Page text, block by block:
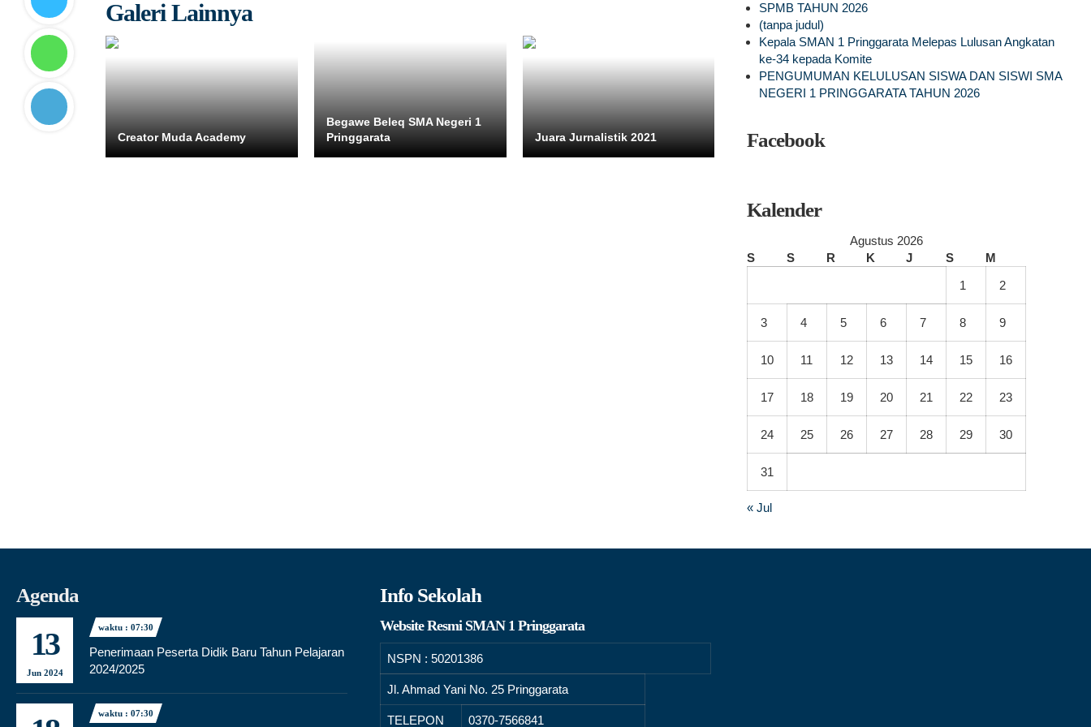
Galeri Lainnya
Creator Muda Academy
Begawe Beleq SMA Negeri 1
Pringgarata
Juara Jurnalistik 2021
SPMB TAHUN 2026
(tanpa judul)
Kepala SMAN 1 Pringgarata Melepas Lulusan Angkatan
ke-34 kepada Komite
PENGUMUMAN KELULUSAN SISWA DAN SISWI SMA
NEGERI 1 PRINGGARATA TAHUN 2026
Facebook
Kalender
Agustus 2026
S
S R K J S
M
1
2
3 4 5 6 7 8 9
10 11 12 13 14 15 16
17 18 19 20 21 22 23
24 25 26 27 28 29 30
31
« Jul
Agenda
13
Jun 2024
waktu : 07:30
Penerimaan Peserta Didik Baru Tahun Pelajaran
2024/2025
waktu : 07:30
Info Sekolah
Website Resmi SMAN 1 Pringgarata
NSPN : 50201386
Jl. Ahmad Yani No. 25 Pringgarata
TELEPON 0370-7566841